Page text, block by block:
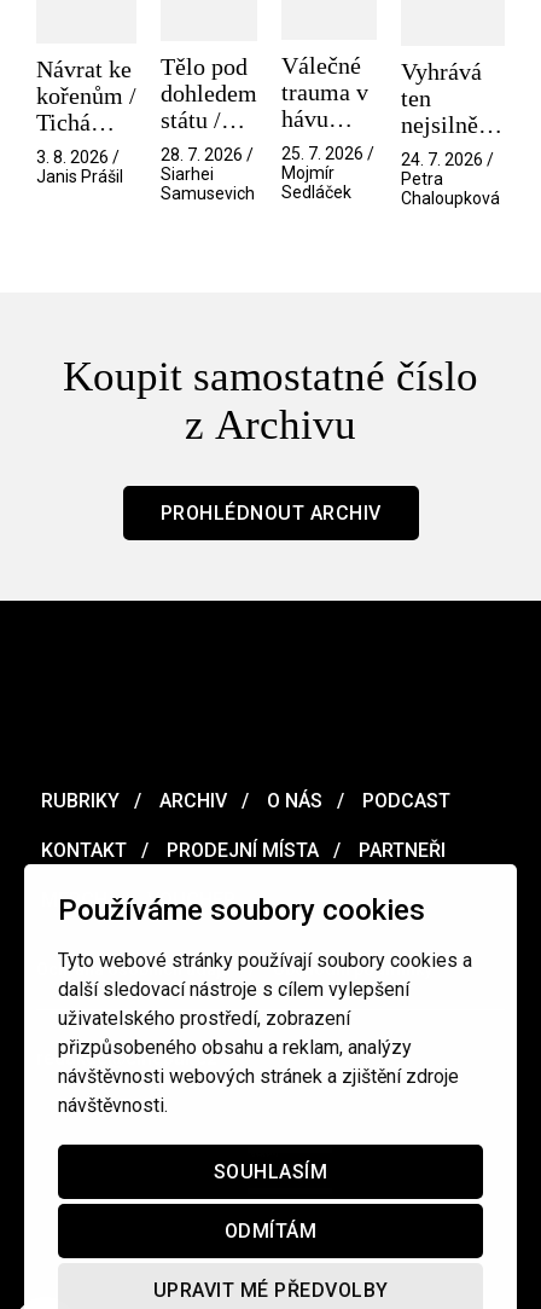
Používáme soubory cookies
Tyto webové stránky používají soubory cookies a
další sledovací nástroje s cílem vylepšení
uživatelského prostředí, zobrazení
přizpůsobeného obsahu a reklam, analýzy
návštěvnosti webových stránek a zjištění zdroje
návštěvnosti.
SOUHLASÍM
ODMÍTÁM
UPRAVIT MÉ PŘEDVOLBY
Návrat ke
kořenům /
Tichá
přítelkyně
3. 8. 2026 /
Janis Prášil
Tělo pod
dohledem
státu /
Pramen
28. 7. 2026 /
Siarhei
Samusevich
Válečné
trauma v
hávu
spektáklu
/ Odyssea
25. 7. 2026 /
Mojmír
Sedláček
Vyhrává
ten
nejsilnější
/ V nitru
manosféry
24. 7. 2026 /
Petra
Chaloupková
Koupit samostatné číslo
z Archivu
PROHLÉDNOUT ARCHIV
RUBRIKY ARCHIV O NÁS PODCAST
KONTAKT PRODEJNÍ MÍSTA PARTNEŘI
MERCH VOUCHER
Ochrana osobních údajů / Obchodní podmínky
redakce@cinepur.cz